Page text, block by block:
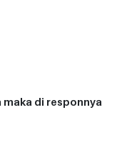
di responnya